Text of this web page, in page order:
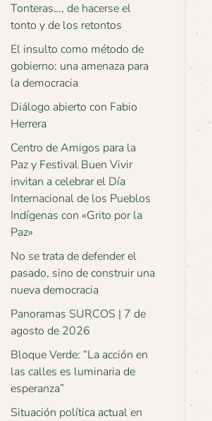
Tonteras…, de hacerse el
tonto y de los retontos
El insulto como método de
gobierno: una amenaza para
la democracia
Diálogo abierto con Fabio
Herrera
Centro de Amigos para la
Paz y Festival Buen Vivir
invitan a celebrar el Día
Internacional de los Pueblos
Indígenas con «Grito por la
Paz»
No se trata de defender el
pasado, sino de construir una
nueva democracia
Panoramas SURCOS | 7 de
agosto de 2026
Bloque Verde: “La acción en
las calles es luminaria de
esperanza”
Situación política actual en